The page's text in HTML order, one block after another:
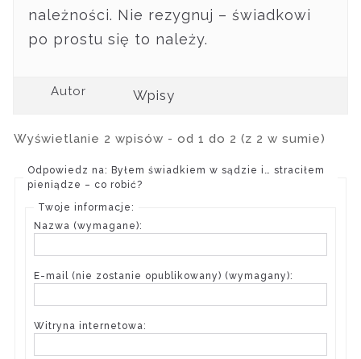
należności. Nie rezygnuj – świadkowi
po prostu się to należy.
Autor Wpisy
Wyświetlanie 2 wpisów - od 1 do 2 (z 2 w sumie)
Odpowiedz na: Byłem świadkiem w sądzie i… straciłem
pieniądze – co robić?
Twoje informacje:
Nazwa (wymagane):
E-mail (nie zostanie opublikowany) (wymagany):
Witryna internetowa: